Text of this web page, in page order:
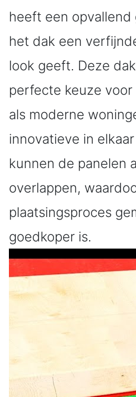
heeft een
het dak een
look geeft. Deze
perfecte keuze
als moderne
innovatieve in
kunnen de panelen
overlappen,
plaatsingsproces
goedkoper is.